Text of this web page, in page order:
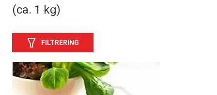
(ca. 1 kg)
FILTRERING